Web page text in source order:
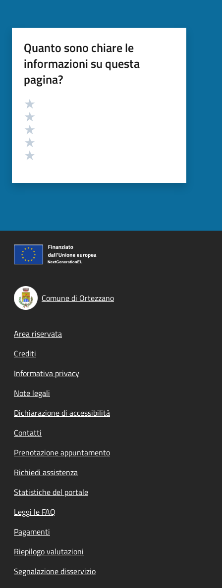
Quanto sono chiare le
informazioni su questa
pagina?
Valutazione
Comune di Ortezzano
Footer menu
Area riservata
Crediti
Informativa privacy
Note legali
Dichiarazione di accessibilità
Contatti
Prenotazione appuntamento
Richiedi assistenza
Statistiche del portale
Leggi le FAQ
Pagamenti
Riepilogo valutazioni
Segnalazione disservizio